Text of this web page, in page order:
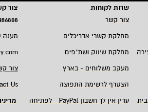
שרות לקוחות צור
צור קשר
מחלקת קשרי אדריכלים מענה
מחלקת שיווק ושת"פים
מעקב משלוחים - בארץ צור
הצטרף לרשימת התפוצה Us
עדין אין לך חשבון PayPal - לפתיחה